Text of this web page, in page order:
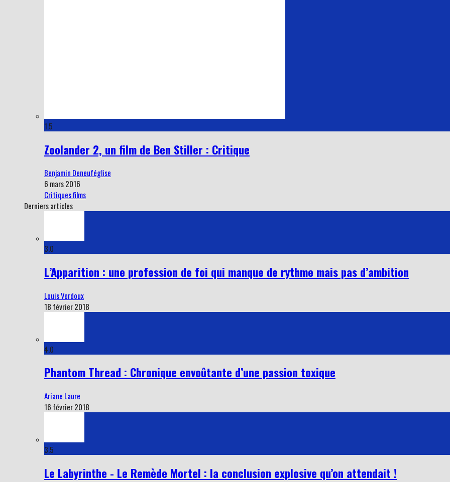
1.5
Zoolander 2, un film de Ben Stiller : Critique
Benjamin Deneuféglise
6 mars 2016
Critiques films
Derniers articles
3.0
L’Apparition : une profession de foi qui manque de rythme mais pas d’ambition
Louis Verdoux
18 février 2018
4.0
Phantom Thread : Chronique envoûtante d’une passion toxique
Ariane Laure
16 février 2018
3.5
Le Labyrinthe - Le Remède Mortel : la conclusion explosive qu’on attendait !